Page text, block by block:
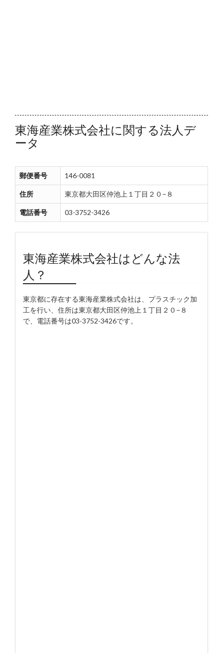
東海産業株式会社に関する法人デ
ータ
郵便番号 146-0081
住所 東京都大田区仲池上１丁目２０−８
電話番号 03-3752-3426
東海産業株式会社はどんな法
人？
東京都に存在する東海産業株式会社は、プラスチック加
工を行い、住所は東京都大田区仲池上１丁目２０−８
で、電話番号は03-3752-3426です。